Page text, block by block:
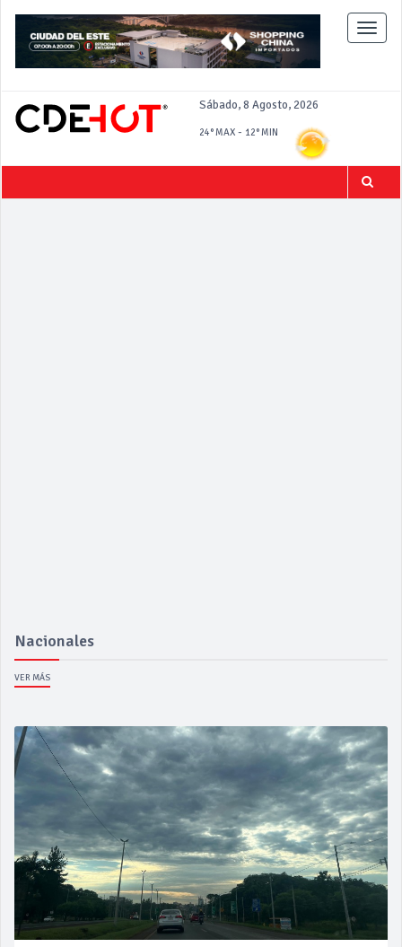
Sábado, 8 Agosto, 2026
24°MAX - 12°MIN
Toggle
Nacionales
VER MÁS